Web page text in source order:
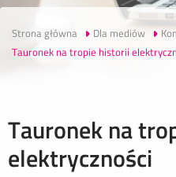
Strona główna Dla mediów
Tauronek na tropie historii
Tauronek na
elektryczności